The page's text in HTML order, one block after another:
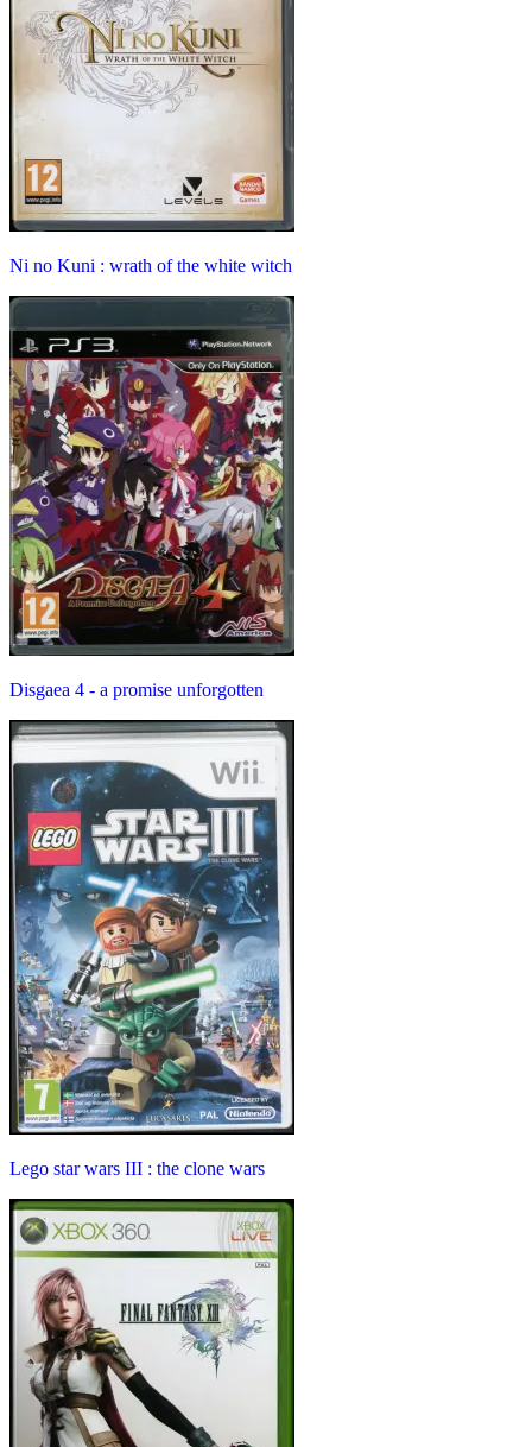
Ni no Kuni : wrath of the white witch
Disgaea 4 - a promise unforgotten
Lego star wars III : the clone wars